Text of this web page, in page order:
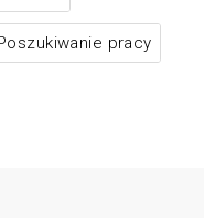
pracy